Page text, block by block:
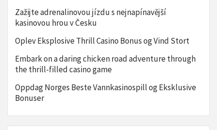
Zažijte adrenalinovou jízdu s nejnapínavější
kasinovou hrou v Česku
Oplev Eksplosive Thrill Casino Bonus og Vind Stort
Embark on a daring chicken road adventure through
the thrill-filled casino game
Oppdag Norges Beste Vannkasinospill og Eksklusive
Bonuser